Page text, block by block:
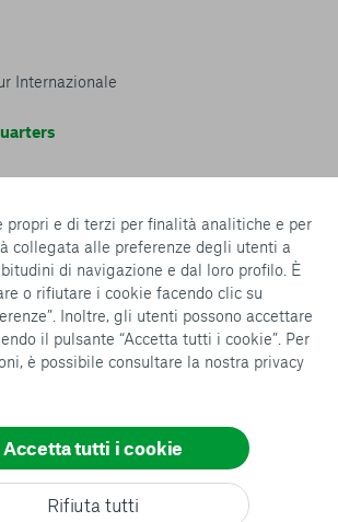
propri e di terzi per finalità analitiche e per
collegata alle preferenze degli utenti a
di navigazione e dal loro profilo. È
o rifiutare i cookie facendo clic su
Inoltre, gli utenti possono accettare
il pulsante “Accetta tutti i cookie”. Per
è possibile consultare la nostra privacy
Rifiuta tutti
Accetta tutti i cookie
Consenti tutti
Internazionale
a distanza
Sarsina, 216
fiscali sulle donazioni: cosa sapere e